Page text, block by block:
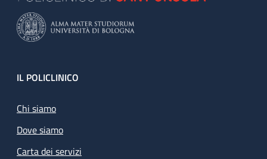
Footer
IL POLICLINICO
Chi siamo
Dove siamo
Carta dei servizi